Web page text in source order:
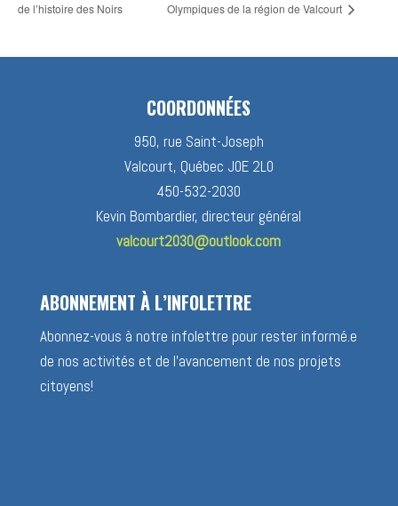
de l’histoire des Noirs
Olympiques de la région de Valcourt
COORDONNÉES
950, rue Saint-Joseph
Valcourt, Québec J0E 2L0
450-532-2030
Kevin Bombardier, directeur général
valcourt2030@outlook.com
ABONNEMENT À L’INFOLETTRE
Abonnez-vous à notre infolettre pour rester informé.e
de nos activités et de l’avancement de nos projets
citoyens!